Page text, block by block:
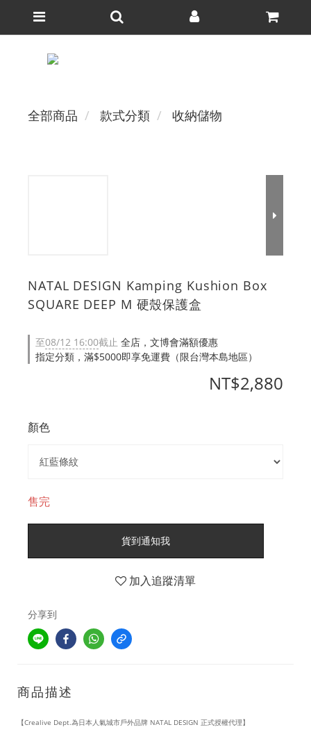
全部商品 款式分類 收納儲物
NATAL DESIGN Kamping Kushion Box
SQUARE DEEP M 硬殼保護盒
至08/12 16:00截止 全店，文博會滿額優惠
指定分類，滿$5000即享免運費（限台灣本島地區）
NT$2,880
顏色
售完
貨到通知我
加入追蹤清單
分享到
商品描述
【Crealive Dept.為日本人氣城市戶外品牌 NATAL DESIGN 正式授權代理】